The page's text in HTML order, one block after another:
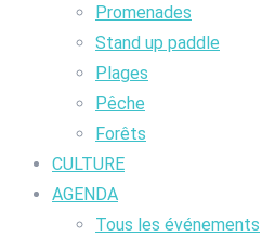
Promenades
Stand up paddle
Plages
Pêche
Forêts
CULTURE
AGENDA
Tous les événements